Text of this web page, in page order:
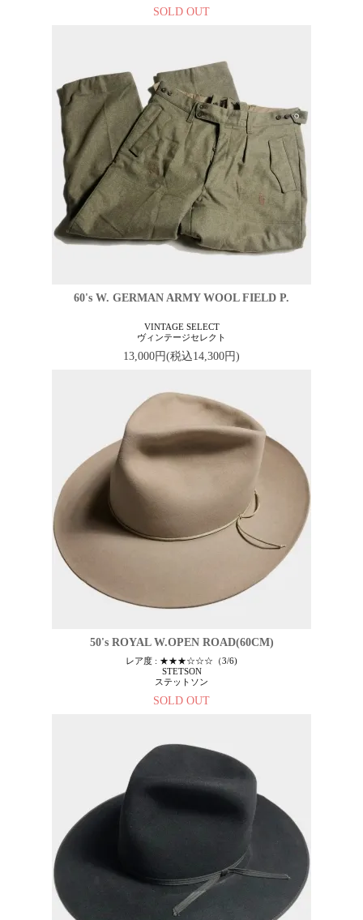
SOLD OUT
60's W. GERMAN ARMY WOOL FIELD P.
VINTAGE SELECT
ヴィンテージセレクト
13,000円(税込14,300円)
50's ROYAL W.OPEN ROAD(60CM)
レア度 : ★★★☆☆☆（3/6)
STETSON
ステットソン
SOLD OUT